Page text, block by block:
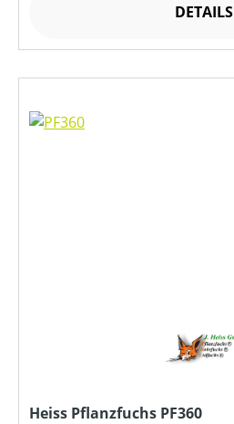
DETAILS
Heiss Pflanzfuchs PF360